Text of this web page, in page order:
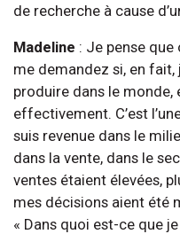
de recherche à cause
Madeline : Je pense que
me demandez si, en fait,
produire dans le monde,
effectivement. C’est
suis revenue dans le
dans la vente, dans le
ventes étaient élevées,
mes décisions aient été
« Dans quoi est-ce que